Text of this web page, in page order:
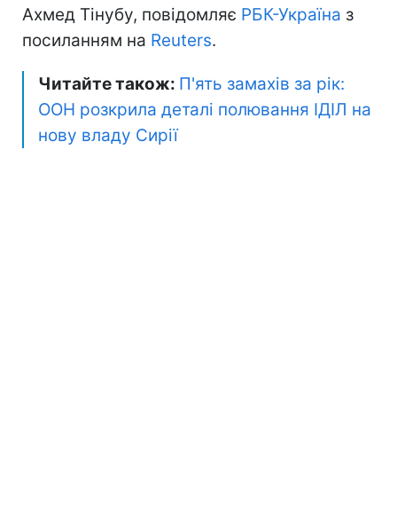
Ахмед Тінубу, повідомляє РБК-Україна з
посиланням на Reuters.
Читайте також: П'ять замахів за рік:
ООН розкрила деталі полювання ІДІЛ на
нову владу Сирії